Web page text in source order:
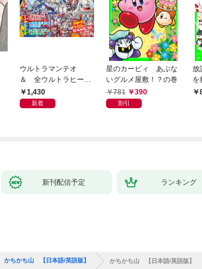
ウルトラマンテオ
＆ 全ウルトラヒーロ
ー大集合 あそべるず
かん
1,430
新着
星のカービィ あぶな
いグルメ屋敷！？の巻
781
390
割引
放
を
結
新刊配信予定 ランキング
かちかち山 【日本語/英語版】 かちかち山 【日本語/英語版】